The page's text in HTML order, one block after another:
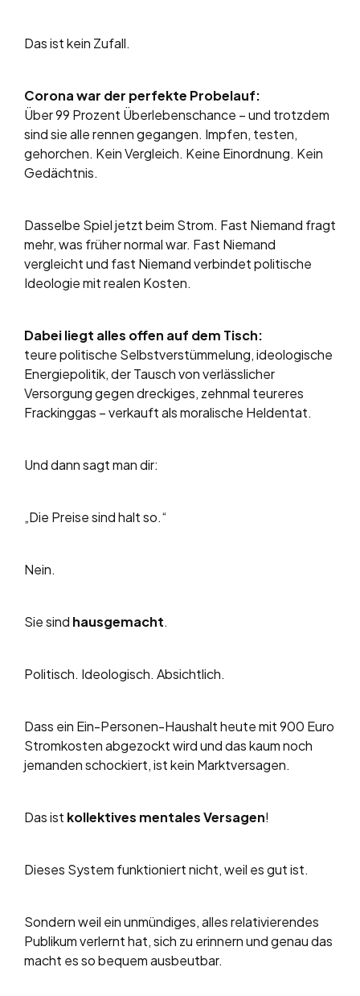
Das ist kein Zufall.
Corona war der perfekte Probelauf:
Über 99 Prozent Überlebenschance – und trotzdem
sind sie alle rennen gegangen. Impfen, testen,
gehorchen. Kein Vergleich. Keine Einordnung. Kein
Gedächtnis.
Dasselbe Spiel jetzt beim Strom. Fast Niemand fragt
mehr, was früher normal war. Fast Niemand
vergleicht und fast Niemand verbindet politische
Ideologie mit realen Kosten.
Dabei liegt alles offen auf dem Tisch:
teure politische Selbstverstümmelung, ideologische
Energiepolitik, der Tausch von verlässlicher
Versorgung gegen dreckiges, zehnmal teureres
Frackinggas – verkauft als moralische Heldentat.
Und dann sagt man dir:
„Die Preise sind halt so.“
Nein.
Sie sind hausgemacht.
Politisch. Ideologisch. Absichtlich.
Dass ein Ein-Personen-Haushalt heute mit 900 Euro
Stromkosten abgezockt wird und das kaum noch
jemanden schockiert, ist kein Marktversagen.
Das ist kollektives mentales Versagen!
Dieses System funktioniert nicht, weil es gut ist.
Sondern weil ein unmündiges, alles relativierendes
Publikum verlernt hat, sich zu erinnern und genau das
macht es so bequem ausbeutbar.